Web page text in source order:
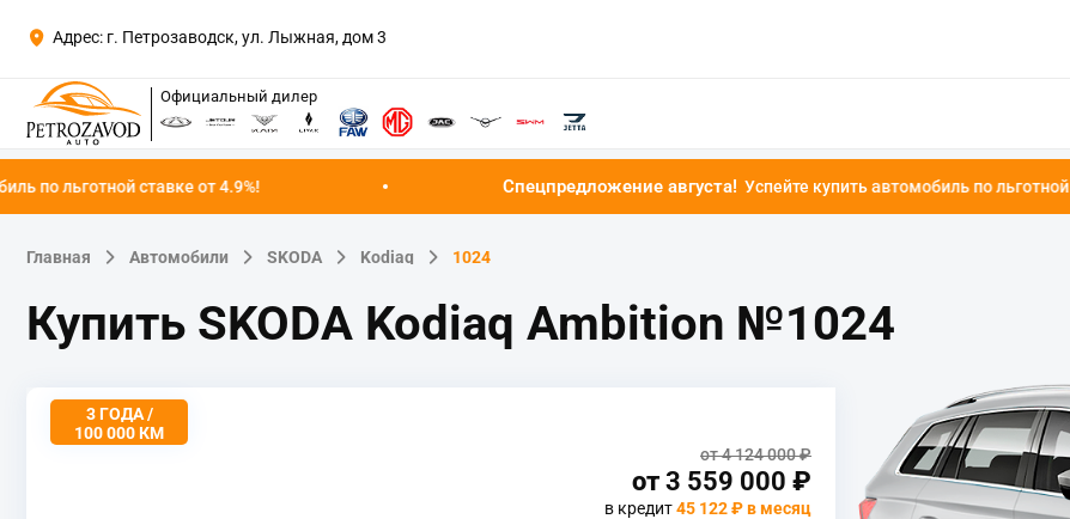
Адрес: г. Петрозаводск, ул. Лыжная, дом 3
Официальный дилер
ставке от 4.9%! Спецпредложение августа!Успейте купить автомобиль по льготной ставке от 4.9%!
Главная Автомобили SKODA Kodiaq 1024
Купить SKODA Kodiaq Ambition №1024
3 ГОДА /
100 000 КМ
от 4 124 000 ₽
от 3 559 000 ₽
в кредит45 122 ₽ в месяц